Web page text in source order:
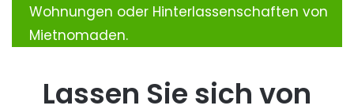
Wohnungen oder Hinterlassenschaften von
Mietnomaden.
Lassen Sie sich von